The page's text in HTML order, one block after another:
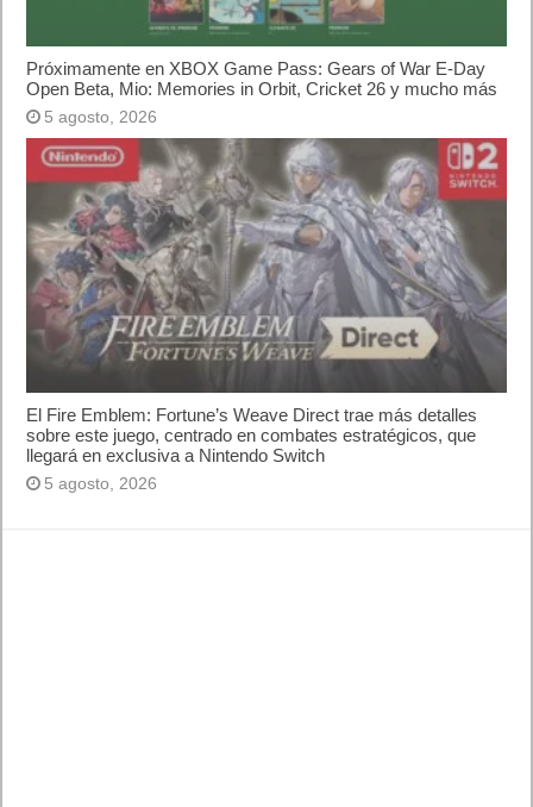
Próximamente en XBOX Game Pass: Gears of War E-Day
Open Beta, Mio: Memories in Orbit, Cricket 26 y mucho más
5 agosto, 2026
El Fire Emblem: Fortune’s Weave Direct trae más detalles
sobre este juego, centrado en combates estratégicos, que
llegará en exclusiva a Nintendo Switch
5 agosto, 2026